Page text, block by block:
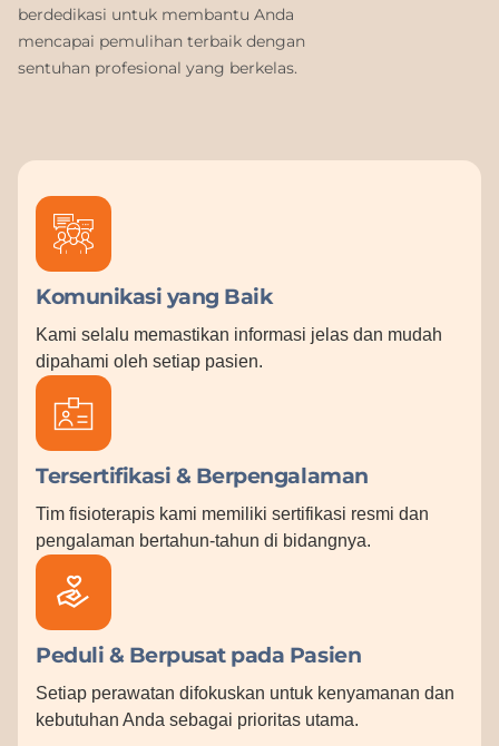
berdedikasi untuk membantu Anda
mencapai pemulihan terbaik dengan
sentuhan profesional yang berkelas.
Komunikasi yang Baik
Kami selalu memastikan informasi jelas dan mudah
dipahami oleh setiap pasien.
Tersertifikasi & Berpengalaman
Tim fisioterapis kami memiliki sertifikasi resmi dan
pengalaman bertahun-tahun di bidangnya.
Peduli & Berpusat pada Pasien
Setiap perawatan difokuskan untuk kenyamanan dan
kebutuhan Anda sebagai prioritas utama.